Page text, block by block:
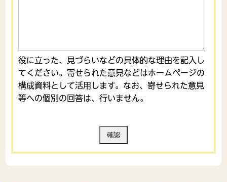
役に立った、見づらいなどの具体的な理由を記入し
てください。寄せられた意見などはホームページの
構成資料として活用します。なお、寄せられた意見
等への個別の回答は、行いません。